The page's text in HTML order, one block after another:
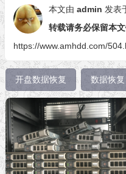
本文由 admin 发表
转载请务必保留本文
https://www.amhdd.com/
开盘数据恢复 数据恢复